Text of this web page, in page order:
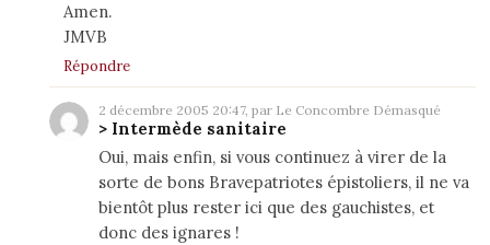
Amen.
JMVB
Répondre
2 décembre 2005 20:47, par Le Concombre Démasqué
> Intermède sanitaire
Oui, mais enfin, si vous continuez à virer de la
sorte de bons Bravepatriotes épistoliers, il ne va
bientôt plus rester ici que des gauchistes, et
donc des ignares !